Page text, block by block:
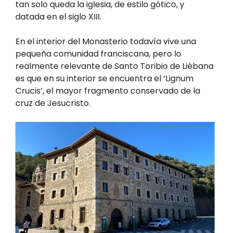
tan solo queda la iglesia, de estilo gótico, y
datada en el siglo XIII.
En el interior del Monasterio todavía vive una
pequeña comunidad franciscana, pero lo
realmente relevante de Santo Toribio de Liébana
es que en su interior se encuentra el ‘Lignum
Crucis’, el mayor fragmento conservado de la
cruz de Jesucristo.